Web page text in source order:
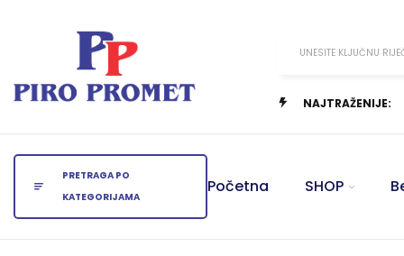
UNESITE KLJUČNU
NAJTRAŽENIJE:
PRETRAGA PO
KATEGORIJAMA
Početna SHOP